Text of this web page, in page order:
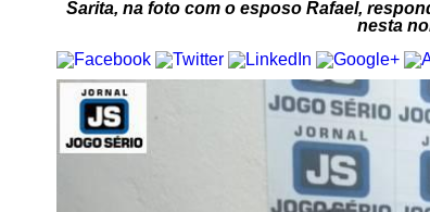
Sarita, na foto com o esposo Rafael,
nesta